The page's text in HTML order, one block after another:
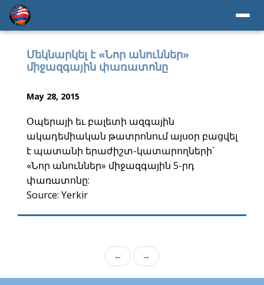
Մեկնարկել է «Նոր անուններ»
միջազգային փառատոնը
May 28, 2015
Օպերայի եւ բալետի ազգային
ակադեմիական թատրոնում այսօր բացվել
է պատանի երաժիշտ-կատարողների`
«Նոր անուններ» միջազգային 5-րդ
փառատոնը:
Source: Yerkir
← →